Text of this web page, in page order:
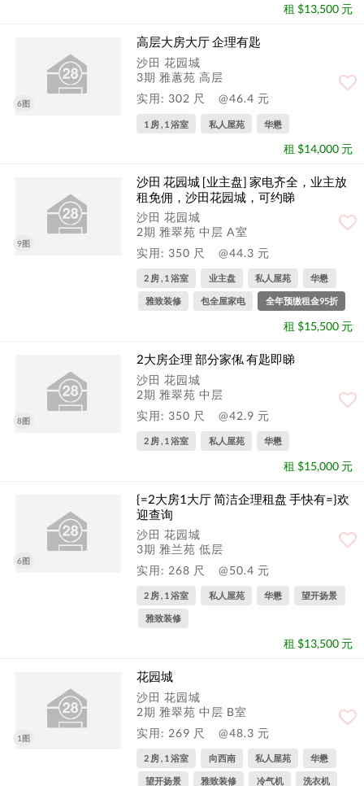
租 $13,500 元
6图
高层大房大厅 企理有匙
沙田 花园城
3期 雅蕙苑 高层
实用: 302 尺
@46.4 元
1 房 , 1 浴室 私人屋苑 华懋
租 $14,000 元
9图
沙田 花园城 [业主盘] 家电齐全，业主放
租免佣，沙田花园城，可约睇
沙田 花园城
2期 雅翠苑 中层 A室
实用: 350 尺
@44.3 元
2 房 , 1 浴室 业主盘 私人屋苑 华懋
雅致装修 包全屋家电 全年预缴租金95折
租 $15,500 元
8图
2大房企理 部分家俬 有匙即睇
沙田 花园城
2期 雅翠苑 中层
实用: 350 尺
@42.9 元
2 房 , 1 浴室 私人屋苑 华懋
租 $15,000 元
6图
{=2大房1大厅 简洁企理租盘 手快有=}欢
迎查询
沙田 花园城
3期 雅兰苑 低层
实用: 268 尺
@50.4 元
2 房 , 1 浴室 私人屋苑 华懋 望开扬景
雅致装修
租 $13,500 元
1图
花园城
沙田 花园城
2期 雅翠苑 中层 B室
实用: 269 尺
@48.3 元
2 房 , 1 浴室 向西南 私人屋苑 华懋
望开扬景 雅致装修 冷气机 洗衣机